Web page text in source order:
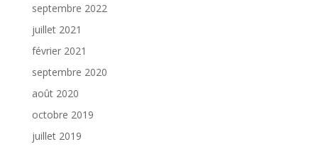
septembre 2022
juillet 2021
février 2021
septembre 2020
août 2020
octobre 2019
juillet 2019